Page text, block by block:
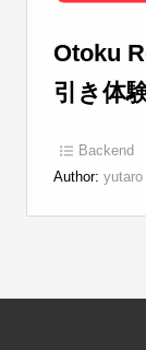
Otoku
引き体
Backend
Author: yutaro